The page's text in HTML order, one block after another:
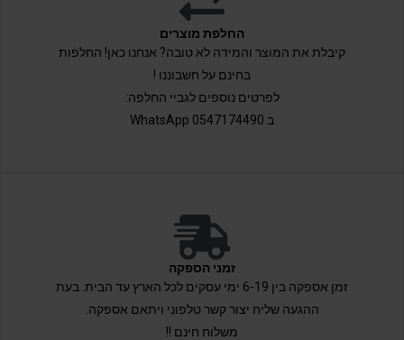
החלפת מוצרים
קיבלת את המוצר והמידה לא טובה? אנחנו כאן! החלפות
בחינם על חשבוננו !
לפרטים נוספים לגביי החלפה:
ב 0547174490 WhatsApp
זמני הספקה
זמן אספקה בין 6-19 ימי עסקים לכל הארץ עד הבית. בעת
ההגעה שליח יצור קשר טלפוני ויתאם אספקה.
משלוח חינם !!